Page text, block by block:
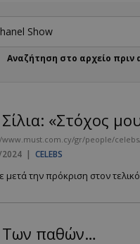
Αναζήτηση στο αρχείο πριν
Σίλια: «Στόχος
gr/people/
| CELEBS
μετά την πρόκριση στον
Των παθών…